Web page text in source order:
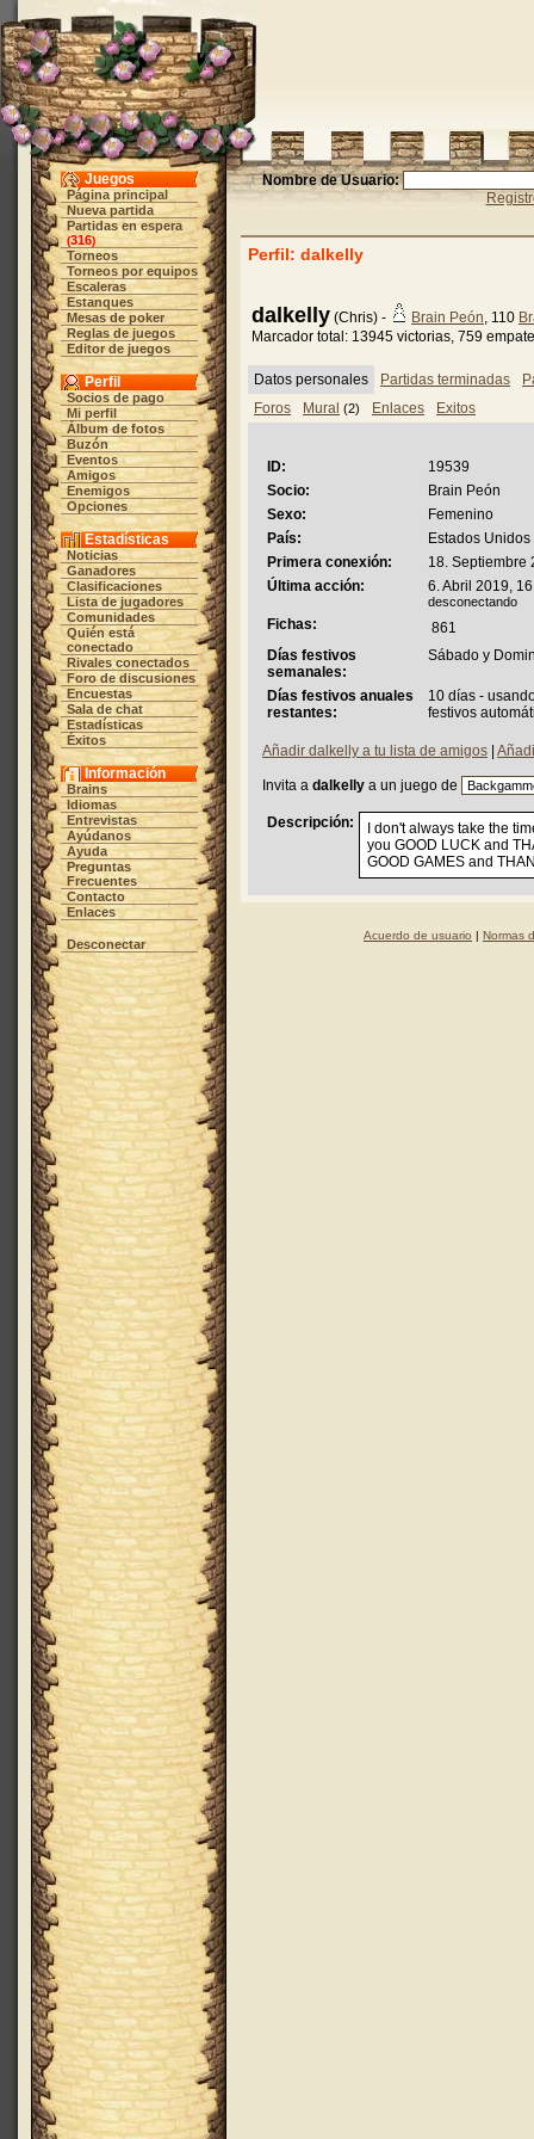
Juegos
Página principal
Nueva partida
Partidas en espera
(316)
Torneos
Torneos por equipos
Escaleras
Estanques
Mesas de poker
Reglas de juegos
Editor de juegos
Perfil
Socios de pago
Mi perfil
Álbum de fotos
Buzón
Eventos
Amigos
Enemigos
Opciones
Estadísticas
Noticias
Ganadores
Clasificaciones
Lista de jugadores
Comunidades
Quién está
conectado
Rivales conectados
Foro de discusiones
Encuestas
Sala de chat
Estadísticas
Éxitos
Información
Brains
Idiomas
Entrevistas
Ayúdanos
Ayuda
Preguntas
Frecuentes
Contacto
Enlaces
Desconectar
Nombre de Usuario:
Perfil: dalkelly
dalkelly (Chris) - Brain Peón, 110
Marcador total: 13945 victorias, 759
Datos personales Partidas terminadas
Foros
Mural (2) Enlaces Exitos
ID:
19539
Socio:
Brain Peón
Sexo:
Femenino
País:
Estados Unidos
Primera conexión:
18. Septiembre
Última acción:
6. Abril 2019,
desconectando
Fichas:
861
Días festivos
semanales:
Sábado y
Días festivos anuales
restantes:
10 días -
festivos
Añadir dalkelly a tu lista de amigos
Invita a dalkelly a un juego de
Descripción:
I don't always take the
you GOOD LUCK and
GOOD GAMES and
Acuerdo de usuario | Normas